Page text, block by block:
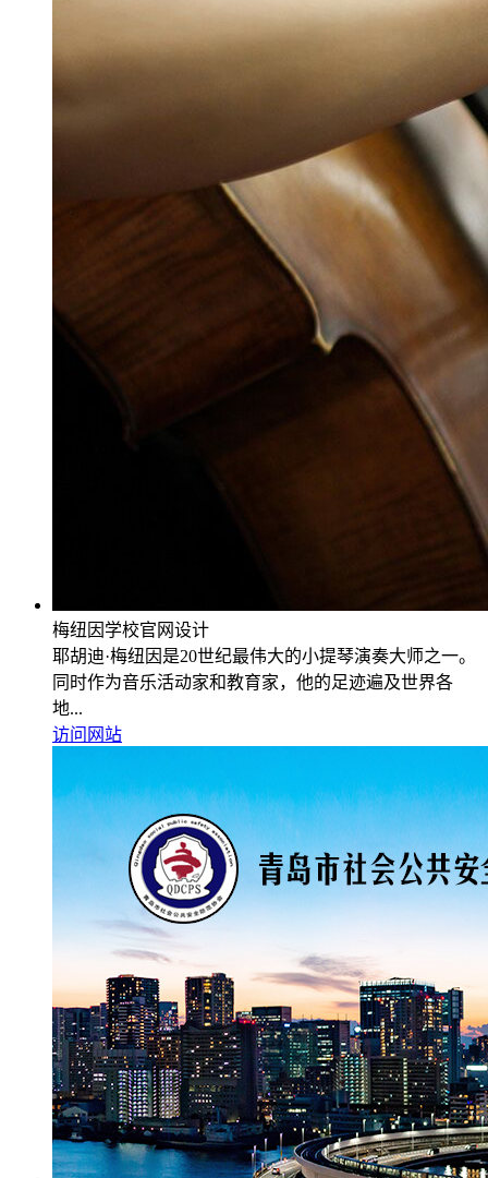
梅纽因学校官网设计
耶胡迪·梅纽因是20世纪最伟大的小提琴演奏大师之一。
同时作为音乐活动家和教育家，他的足迹遍及世界各
地...
访问网站